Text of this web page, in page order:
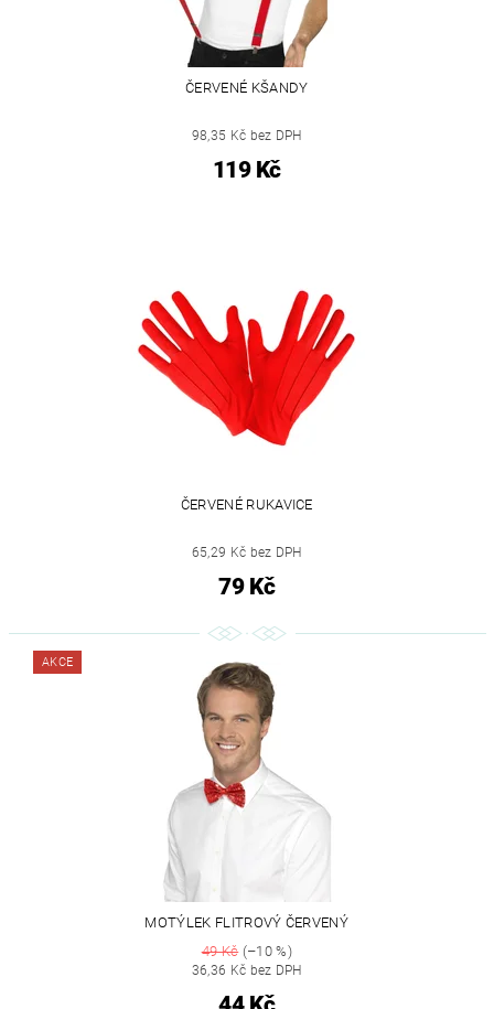
ČERVENÉ KŠANDY
98,35 Kč bez DPH
119 Kč
ČERVENÉ RUKAVICE
65,29 Kč bez DPH
79 Kč
AKCE
MOTÝLEK FLITROVÝ ČERVENÝ
49 Kč(–10 %)
36,36 Kč bez DPH